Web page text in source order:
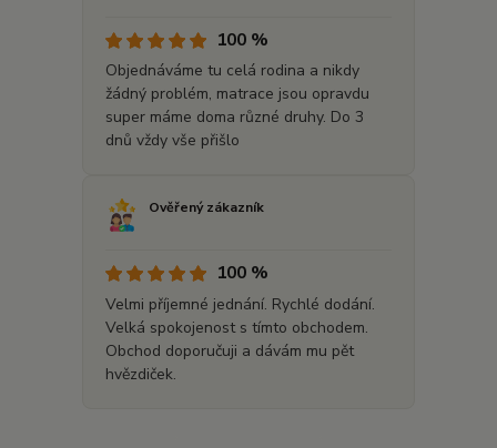
100 %
Objednáváme tu celá rodina a nikdy
žádný problém, matrace jsou opravdu
super máme doma různé druhy. Do 3
dnů vždy vše přišlo
Ověřený zákazník
100 %
Velmi příjemné jednání. Rychlé dodání.
Velká spokojenost s tímto obchodem.
Obchod doporučuji a dávám mu pět
hvězdiček.